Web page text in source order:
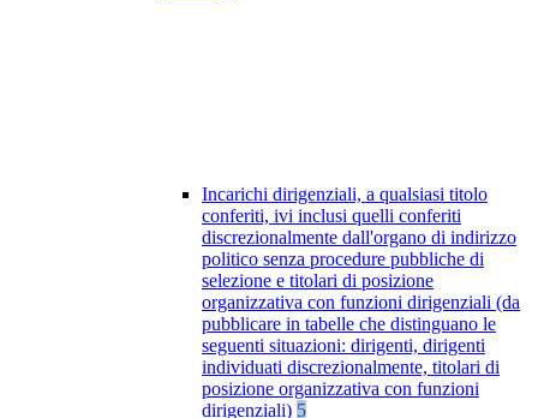
Incarichi dirigenziali, a qualsiasi titolo
conferiti, ivi inclusi quelli conferiti
discrezionalmente dall'organo di indirizzo
politico senza procedure pubbliche di
selezione e titolari di posizione
organizzativa con funzioni dirigenziali (da
pubblicare in tabelle che distinguano le
seguenti situazioni: dirigenti, dirigenti
individuati discrezionalmente, titolari di
posizione organizzativa con funzioni
dirigenziali) 5